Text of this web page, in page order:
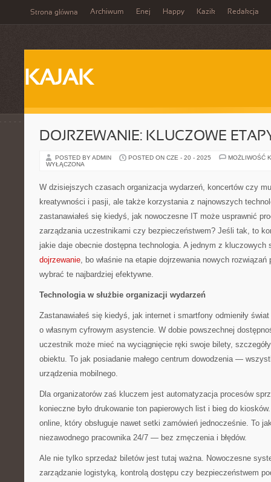
Strona główna Archiwum Enej Happy Kazik Redakcja
KAJAK
DOJRZEWANIE: KLUCZOWE
POSTED BY ADMIN POSTED ON CZE - 20 - 2025
MOŻLIWOŚĆ
WYŁĄCZONA
W dzisiejszych czasach organizacja wydarzeń, koncertów czy
kreatywności i pasji, ale także korzystania z najnowszych
zastanawiałeś się kiedyś, jak nowoczesne IT może usprawnić
zarządzania uczestnikami czy bezpieczeństwem? Jeśli tak, to
jakie daje obecnie dostępna technologia. A jednym z kluczowych
dojrzewanie, bo właśnie na etapie dojrzewania nowych
wybrać te najbardziej efektywne.
Technologia w służbie organizacji wydarzeń
Zastanawiałeś się kiedyś, jak internet i smartfony odmieniły
o własnym cyfrowym asystencie. W dobie powszechnej
uczestnik może mieć na wyciągnięcie ręki swoje bilety,
obiektu. To jak posiadanie małego centrum dowodzenia —
urządzenia mobilnego.
Dla organizatorów zaś kluczem jest automatyzacja procesów
konieczne było drukowanie ton papierowych list i bieg do
online, który obsługuje nawet setki zamówień jednocześnie. To
niezawodnego pracownika 24/7 — bez zmęczenia i błędów.
Ale nie tylko sprzedaż biletów jest tutaj ważna. Nowoczesne
zarządzanie logistyką, kontrolą dostępu czy bezpieczeństwem